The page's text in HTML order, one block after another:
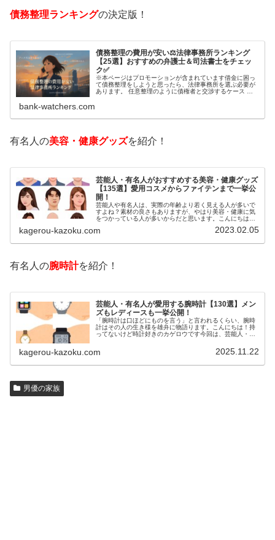
債務整理ランキングの決定版！
債務整理の費用が安い⚖️法律事務所ランキング
【25選】おすすめの弁護士＆司法書士をチェッ
ク✅
※本ページはプロモーションが含まれています借金に困っ
て債務整理をしようと思ったら、法律事務所を選ぶ必要が
あります。 任意整理のように債権者と交渉するケース 自
bank-watchers.com
有名人の美容・健康グッズを紹介！
芸能人・有名人がおすすめする美容・健康グッズ
【135選】愛用コスメからファイテンまで一挙公
開！
芸能人や有名人は、実際の年齢より若く見える人が多いで
すよね？素材の良さもありますが、やはり美容・健康に気
をつかっている人が多いからだと思います。こんにちは！
いるのでしょうか？今回は、芸能人…
kagerou-kazoku.com 2023.02.05
有名人の腕時計を紹介！
芸能人・有名人が愛用する腕時計【130選】メン
ズもレディースも一挙公開！
「腕時計は口ほどにものを言う」と言われるくらい、腕時
計はその人の生き様を雄弁に物語ります。こんにちは！持
ってないけど時計好きのカゲロウです今回は、芸能人・有
kagerou-kazoku.com 2025.11.22
男優の家族